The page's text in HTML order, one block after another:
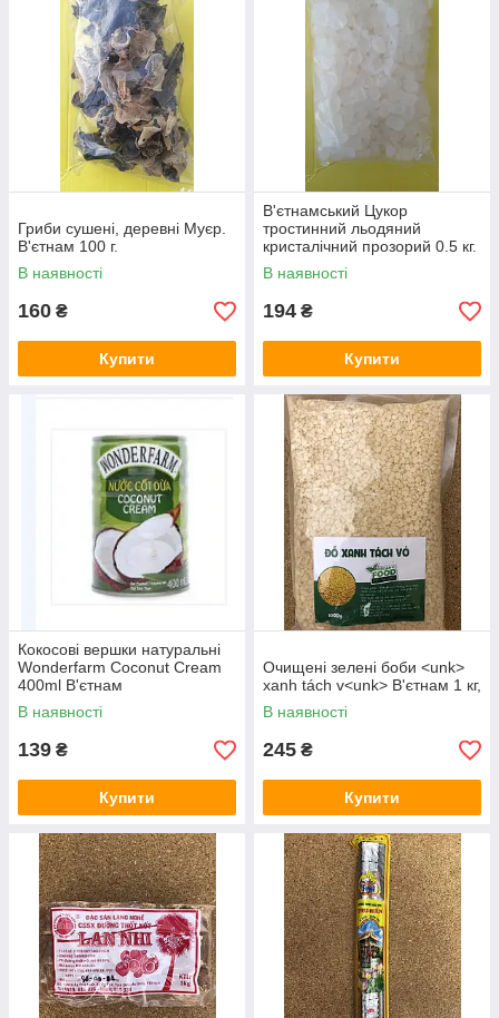
Гриби сушені, деревні Муєр.
В'єтнам 100 г.
В наявності
160 ₴
Купити
В'єтнамський Цукор
тростинний льодяний
кристалічний прозорий 0.5 кг.
В наявності
194 ₴
Купити
Кокосові вершки натуральні
Wonderfarm Coconut Cream
400ml В'єтнам
В наявності
139 ₴
Купити
Очищені зелені боби <unk>
xanh tách v<unk> В'єтнам 1 кг,
В наявності
245 ₴
Купити